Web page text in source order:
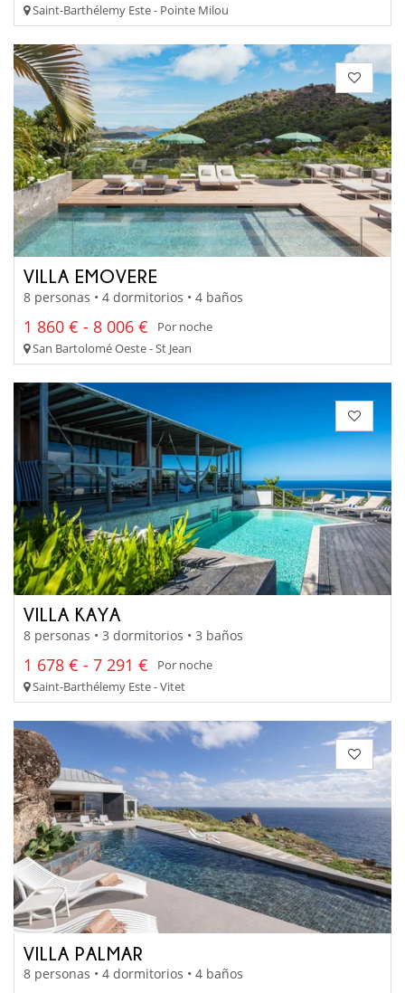
Saint-Barthélemy Este - Pointe Milou
VILLA EMOVERE
8 personas • 4 dormitorios • 4 baños
1 860 € - 8 006 €
Por noche
San Bartolomé Oeste - St Jean
VILLA KAYA
8 personas • 3 dormitorios • 3 baños
1 678 € - 7 291 €
Por noche
Saint-Barthélemy Este - Vitet
VILLA PALMAR
8 personas • 4 dormitorios • 4 baños